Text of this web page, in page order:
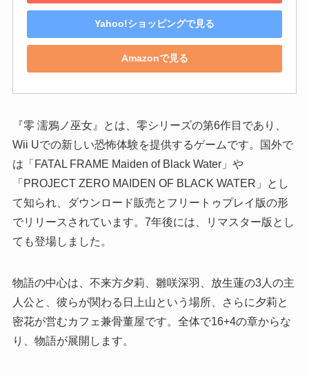
Yahoo!ショッピングで見る
Amazonで見る
『零 濡鴉ノ巫女』とは、零シリーズの第6作目であり、
Wii Uでの新しい恐怖体験を提供するゲームです。国外で
は「FATAL FRAME Maiden of Black Water」や
「PROJECT ZERO MAIDEN OF BLACK WATER」とし
て知られ、ダウンロード販売とフリートゥプレイ版の形
でリリースされています。7年後には、リマスター版とし
ても登場しました。
物語の中心は、不来方夕莉、雛咲深羽、放生蓮の3人の主
人公と、彼らが関わる日上山という場所、さらに夕莉と
密花が営むカフェ兼骨董屋です。全体で16+4の章からな
り、物語が展開します。